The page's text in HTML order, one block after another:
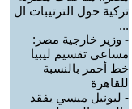
تركية حول الترتيبات ال
...
- وزير خارجية مصر:
مساعي تقسيم ليبيا
خط أحمر بالنسبة
للقاهرة
- ليونيل ميسي يفقد